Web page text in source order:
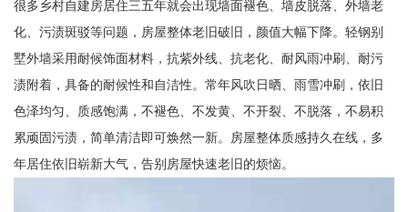
很多乡村自建房居住三五年就会出现墙面褪色、墙皮脱落、外墙老
化、污渍斑驳等问题，房屋整体老旧破旧，颜值大幅下降。轻钢别
墅外墙采用耐候饰面材料，抗紫外线、抗老化、耐风雨冲刷、耐污
渍附着，具备的耐候性和自洁性。常年风吹日晒、雨雪冲刷，依旧
色泽均匀、质感饱满，不褪色、不发黄、不开裂、不脱落，不易积
累顽固污渍，简单清洁即可焕然一新。房屋整体质感持久在线，多
年居住依旧崭新大气，告别房屋快速老旧的烦恼。